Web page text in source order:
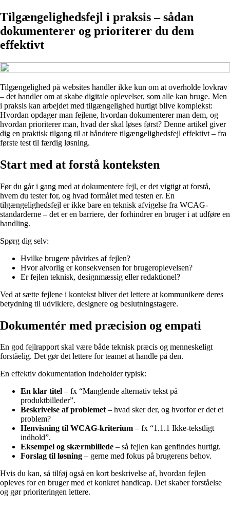
Tilgængelighedsfejl i praksis – sådan
dokumenterer og prioriterer du dem
effektivt
Tilgængelighed på websites handler ikke kun om at overholde lovkrav
– det handler om at skabe digitale oplevelser, som alle kan bruge. Men
i praksis kan arbejdet med tilgængelighed hurtigt blive komplekst:
Hvordan opdager man fejlene, hvordan dokumenterer man dem, og
hvordan prioriterer man, hvad der skal løses først? Denne artikel giver
dig en praktisk tilgang til at håndtere tilgængelighedsfejl effektivt – fra
første test til færdig løsning.
Start med at forstå konteksten
Før du går i gang med at dokumentere fejl, er det vigtigt at forstå,
hvem du tester for, og hvad formålet med testen er. En
tilgængelighedsfejl er ikke bare en teknisk afvigelse fra WCAG-
standarderne – det er en barriere, der forhindrer en bruger i at udføre en
handling.
Spørg dig selv:
Hvilke brugere påvirkes af fejlen?
Hvor alvorlig er konsekvensen for brugeroplevelsen?
Er fejlen teknisk, designmæssig eller redaktionel?
Ved at sætte fejlene i kontekst bliver det lettere at kommunikere deres
betydning til udviklere, designere og beslutningstagere.
Dokumentér med præcision og empati
En god fejlrapport skal være både teknisk præcis og menneskeligt
forståelig. Det gør det lettere for teamet at handle på den.
En effektiv dokumentation indeholder typisk:
En klar titel – fx “Manglende alternativ tekst på
produktbilleder”.
Beskrivelse af problemet– hvad sker der, og hvorfor er det et
problem?
Henvisning til WCAG-kriterium – fx “1.1.1 Ikke-tekstligt
indhold”.
Eksempel og skærmbillede – så fejlen kan genfindes hurtigt.
Forslag til løsning – gerne med fokus på brugerens behov.
Hvis du kan, så tilføj også en kort beskrivelse af, hvordan fejlen
opleves for en bruger med et konkret handicap. Det skaber forståelse
og gør prioriteringen lettere.